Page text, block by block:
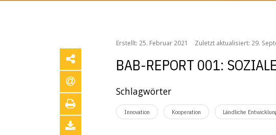
Erstellt: 25. Februar 2021 Zuletzt aktualisiert: 29.
BAB-REPORT 001:
Schlagwörter
Innovation Kooperation Ländliche